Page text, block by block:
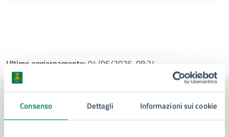
Consenso Dettagli Informazioni sui cookie
Ultimo aggiornamento: 04/06/2026, 08:24
Contenuti correlati